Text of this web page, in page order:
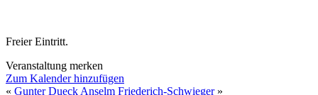
Freier Eintritt.
Veranstaltung merken
Zum Kalender hinzufügen
« Gunter Dueck Anselm Friederich-Schwieger»